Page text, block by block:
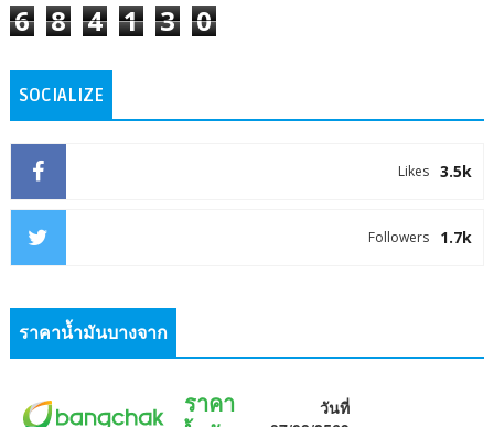
6 8 4 1 3 0
SOCIALIZE
3.5k
Likes
1.7k
Followers
ราคาน้ำมันบางจาก